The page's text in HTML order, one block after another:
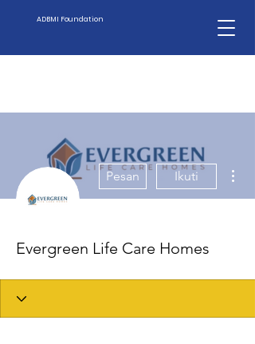
ADBMI Foundation
Pesan Ikuti
Evergreen Life Care Homes